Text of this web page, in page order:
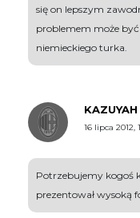
się on lepszym
problemem może
niemieckiego turka.
KAZUYAH
16 lipca 2012,
Potrzebujemy kogoś
prezentował wysoką